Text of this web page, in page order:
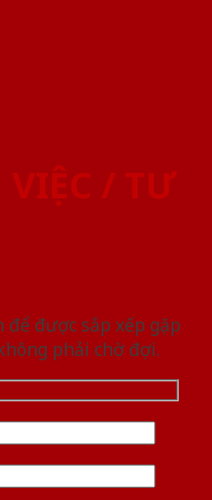
/ TƯ
được sắp xếp gặp
phải chờ đợi.